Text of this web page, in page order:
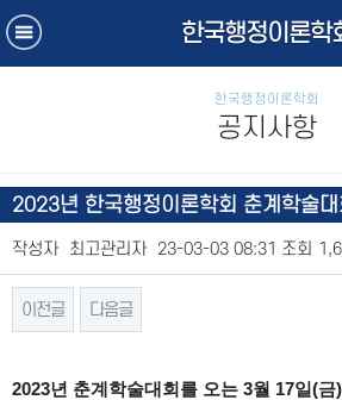
한국행정이론학
한국행정이론학회
공지사항
2023년 한국행정이론학회 춘계학술
작성자 최고관리자 23-03-03 08:31 조회
이전글 다음글
2023년 춘계학술대회를 오는 3월 17일(금